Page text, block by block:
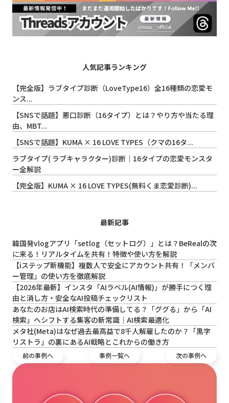
人気記事ランキング
【完全版】ラブタイプ診断（LoveType16）全16種類の恋愛モ
ンス...
【SNSで話題】悪口診断（16タイプ）とは？やり方や当たる理
由、MBT...
【SNSで話題】KUMA × 16 LOVE TYPES（クマの16タ...
ラブタイプ( ラブキャラクター)診断｜16タイプの恋愛モンスタ
ー全解説
【完全版】KUMA × 16 LOVE TYPES(無料くま恋愛診断)...
最新記事
韓国発vlogアプリ「setlog（セットログ）」とは？BeRealの次
に来る！リアルタイムを共有！特徴や使い方を解説
【iステップ新機能】複数人で安全にアカウント共有！「メンバ
ー管理」の使い方を徹底解説
【2026年最新】インスタ「AIラベル(AI情報)」が勝手につく理
由と消し方・安全なAI投稿チェックリスト
あなたのお店はAI検索時代の準備してる？「ググる」から「AI
検索」へシフトする集客の新常識｜AI検索最適化
メタ社(Meta)はなぜ過去最高益で8千人解雇したのか？「黒字
リストラ」の裏にあるAI戦略とこれからの働き方
前の事例へ 事例一覧へ 次の事例へ